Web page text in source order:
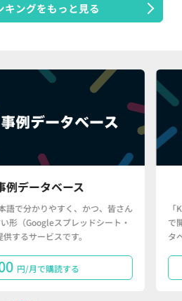
キングをもっと見る
例データベース
語で分かりやすく、かつ、皆さん
形（Googleスプレッドシート・
するサービスです。
円/月で購読する
で
タ